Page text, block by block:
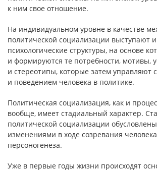
к ним свое отношение.
На индивидуальном уровне в качестве
политической социализации выступают
психологические структуры, на основе
и формируются те потребности, мотивы,
и стереотипы, которые затем управляют
и поведением человека в политике.
Политическая социализация, как и
вообще, имеет стадиальный характер.
политической социализации
изменениями в ходе созревания
персоногенеза.
Уже в первые годы жизни происходят